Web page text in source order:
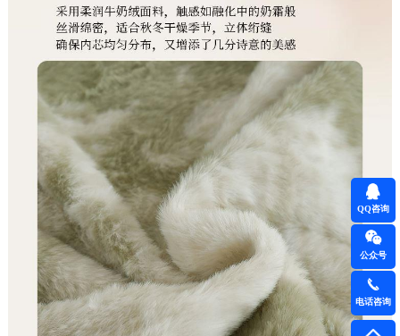
QQ咨询
公众号
电话咨询